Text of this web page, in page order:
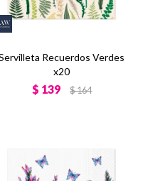
Recuerdos Verdes
x20
$ 139 $164